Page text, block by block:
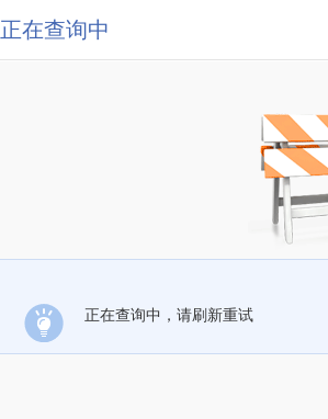
正在查询中
正在查询中，请刷新重试